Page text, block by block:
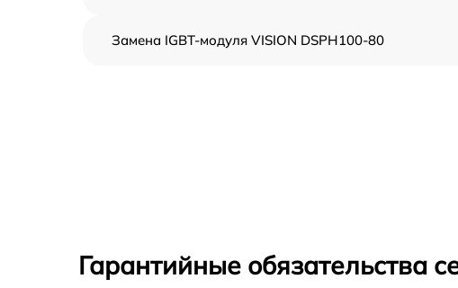
Замена IGBT-модуля VISION DSPH100-80
Гарантийные обязательства